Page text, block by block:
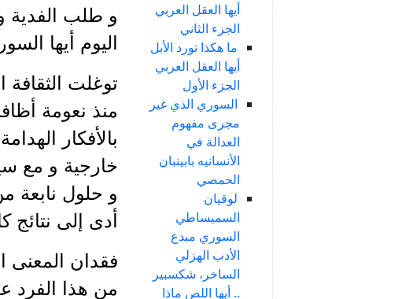
أيها العقل العربي
الجزء الثاني
ما هكذا تورد الأبل
أيها العقل العربي
الجزء الأول
السوري الذي غير
مجرى مفهوم
العدالة في
الأنسانيه بابينبان
الحمصي
لوقيان
السميساطي
السوري مبدع
الأدب الهزلي
الساخر، شكسبير
.. أيها اللص ماذا
و طلب الفدية
اليوم أيها
توغلت الثقافة
منذ نعومة
بالأفكار
خارجية و مع
و حلول نابعة
أدى إلى نتائج
فقدان المعنى
من هذا الفرد